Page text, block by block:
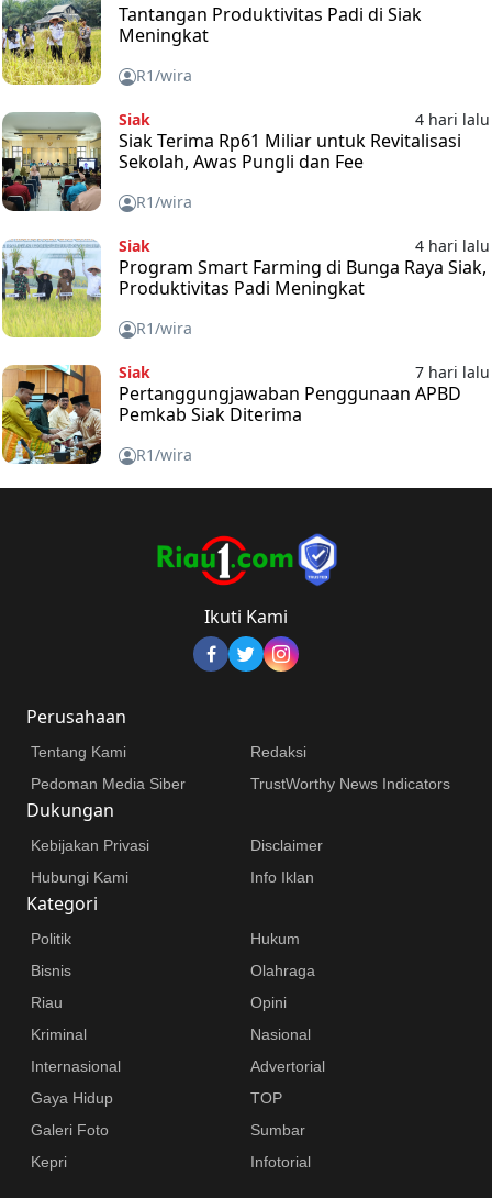
Tantangan Produktivitas Padi di Siak
Meningkat
R1/wira
Siak 4 hari lalu
Siak Terima Rp61 Miliar untuk Revitalisasi
Sekolah, Awas Pungli dan Fee
R1/wira
Siak 4 hari lalu
Program Smart Farming di Bunga Raya Siak,
Produktivitas Padi Meningkat
R1/wira
Siak 7 hari lalu
Pertanggungjawaban Penggunaan APBD
Pemkab Siak Diterima
R1/wira
Ikuti Kami
Perusahaan
Tentang Kami
Redaksi
Pedoman Media Siber
TrustWorthy News Indicators
Dukungan
Kebijakan Privasi
Disclaimer
Hubungi Kami
Info Iklan
Kategori
Politik
Hukum
Bisnis
Olahraga
Riau
Opini
Kriminal
Nasional
Internasional
Advertorial
Gaya Hidup
TOP
Galeri Foto
Sumbar
Kepri
Infotorial